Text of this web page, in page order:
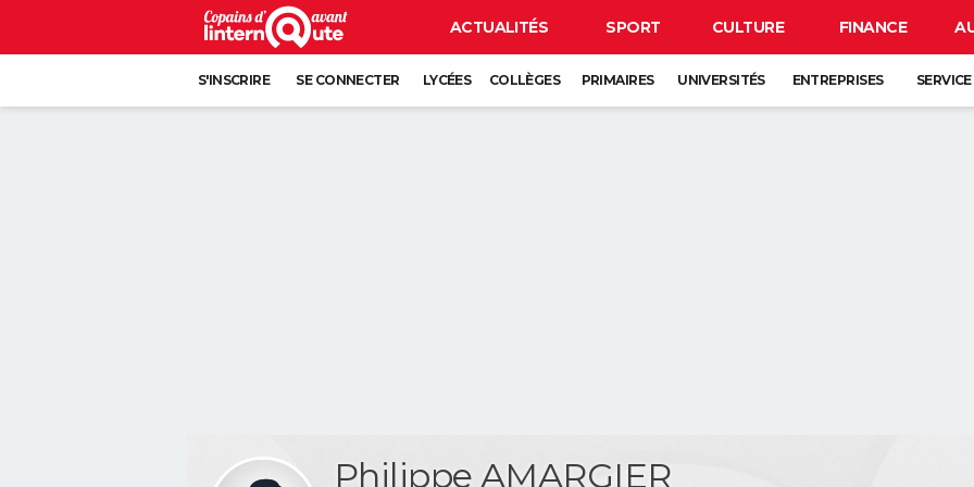
ACTUALITÉS SPORT CULTURE FINANCE
S'INSCRIRE SE CONNECTER LYCÉES COLLÈGES PRIMAIRES UNIVERSITÉS ENTREPRISES
Philippe AMARGIER